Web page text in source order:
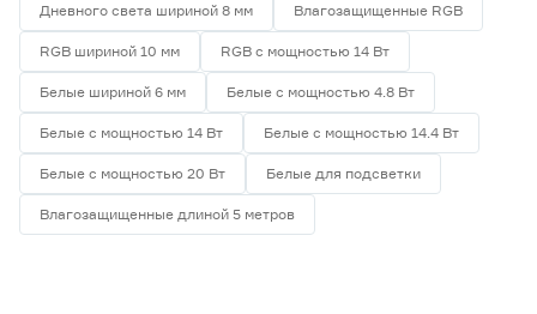
Дневного света шириной 8 мм Влагозащищенные RGB
RGB шириной 10 мм RGB с мощностью 14 Вт
Белые шириной 6 мм Белые с мощностью 4.8 Вт
Белые с мощностью 14 Вт Белые с мощностью 14.4 Вт
Белые с мощностью 20 Вт Белые для подсветки
Влагозащищенные длиной 5 метров